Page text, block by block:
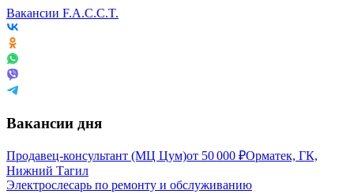
Вакансии F.A.C.C.T.
Вакансии дня
Продавец-консультант (МЦ Цум)от 50 000 ₽Орматек, ГК,
Нижний Тагил
Электрослесарь по ремонту и обслуживанию